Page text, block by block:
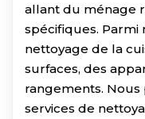
allant du ménage
spécifiques. Parmi
nettoyage de la
surfaces, des
rangements.
services de